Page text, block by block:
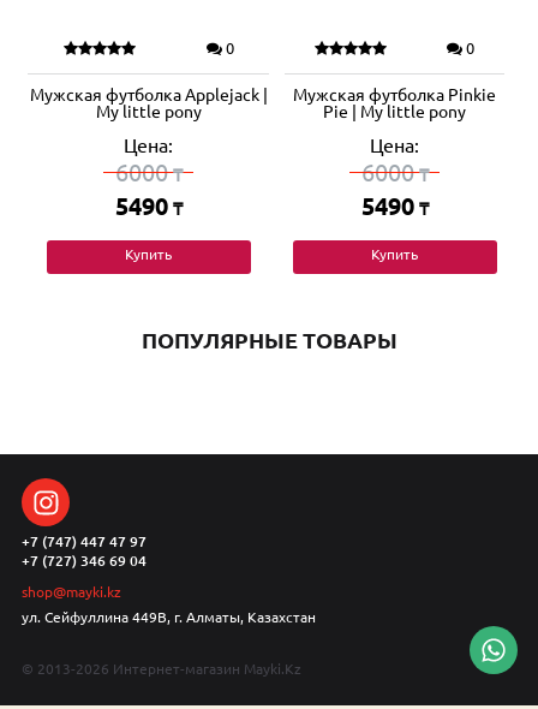
0
Мужская футболка Applejack |
My little pony
Цена:
6000₸
5490 ₸
Купить
0
Мужская футболка Pinkie
Pie | My little pony
Цена:
6000₸
5490 ₸
Купить
ПОПУЛЯРНЫЕ ТОВАРЫ
+7 (747) 447 47 97
+7 (727) 346 69 04
shop@mayki.kz
ул. Сейфуллина 449В, г. Алматы, Казахстан
© 2013-2026 Интернет-магазин Mayki.Kz